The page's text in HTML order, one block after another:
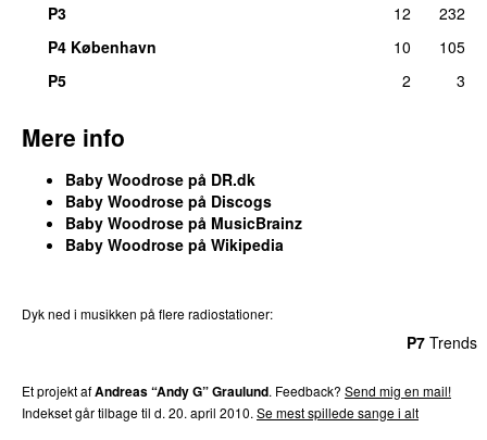
P3
12
232
P4 København
10
105
P5
2 3
Mere info
Baby Woodrose på DR.dk
Baby Woodrose på Discogs
Baby Woodrose på MusicBrainz
Baby Woodrose på Wikipedia
Dyk ned i musikken på flere radiostationer:
P7 Trends
Et projekt afAndreas “Andy G” Graulund. Feedback? Send mig en mail!
Indekset går tilbage til d. 20. april 2010. Se mest spillede sange i alt